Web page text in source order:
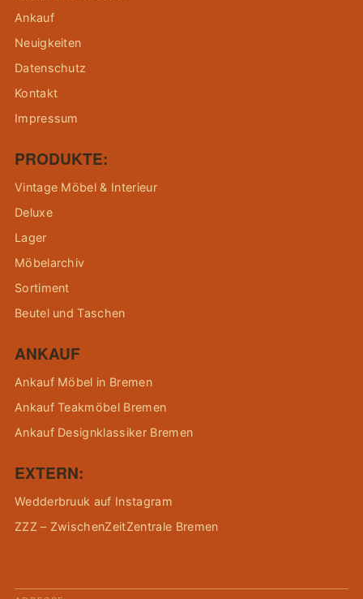
Ankauf
Neuigkeiten
Datenschutz
Kontakt
Impressum
PRODUKTE:
Vintage Möbel & Interieur
Deluxe
Lager
Möbelarchiv
Sortiment
Beutel und Taschen
ANKAUF
Ankauf Möbel in Bremen
Ankauf Teakmöbel Bremen
Ankauf Designklassiker Bremen
EXTERN:
Wedderbruuk auf Instagram
ZZZ – ZwischenZeitZentrale Bremen